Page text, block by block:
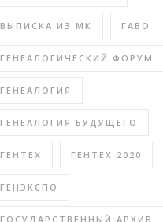
ВЫПИСКА ИЗ МК ГАВО
ГЕНЕАЛОГИЧЕСКИЙ ФОРУМ
ГЕНЕАЛОГИЯ
ГЕНЕАЛОГИЯ БУДУЩЕГО
ГЕНТЕХ ГЕНТЕХ 2020
ГЕНЭКСПО
ГОСУДАРСТВЕННЫЙ АРХИВ